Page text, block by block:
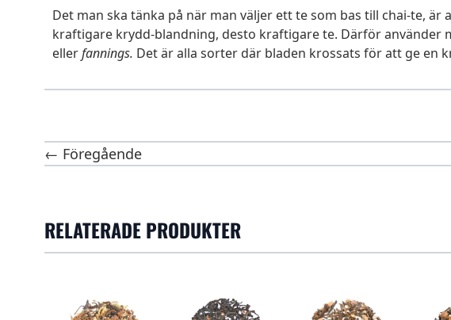
Det man ska tänka på när man väljer ett te som bas till chai-te, är
kraftigare krydd-blandning, desto kraftigare te. Därför använder
ellerfannings. Det är alla sorter där bladen krossats för att ge en
← Föregående
RELATERADE PRODUKTER